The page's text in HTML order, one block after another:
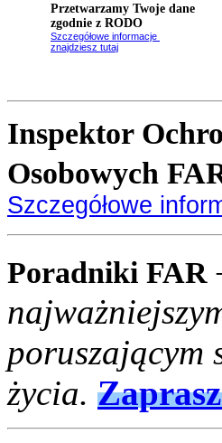
Przetwarzamy Twoje dane
zgodnie z RODO
Szczegółowe informacje
znajdziesz tutaj
Inspektor
Osobowych
Szczegółowe
Poradniki FAR
poruszającym
życia.